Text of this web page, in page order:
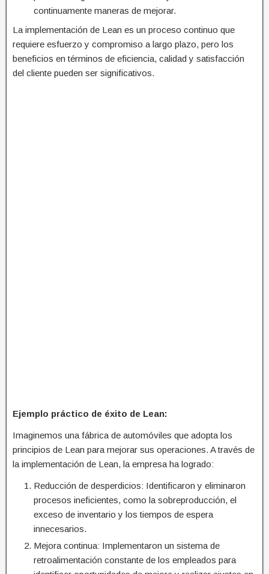
continuamente maneras de mejorar.
La implementación de Lean es un proceso continuo que
requiere esfuerzo y compromiso a largo plazo, pero los
beneficios en términos de eficiencia, calidad y satisfacción
del cliente pueden ser significativos.
Ejemplo práctico de éxito de Lean:
Imaginemos una fábrica de automóviles que adopta los
principios de Lean para mejorar sus operaciones. A través de
la implementación de Lean, la empresa ha logrado:
Reducción de desperdicios: Identificaron y eliminaron
procesos ineficientes, como la sobreproducción, el
exceso de inventario y los tiempos de espera
innecesarios.
Mejora continua: Implementaron un sistema de
retroalimentación constante de los empleados para